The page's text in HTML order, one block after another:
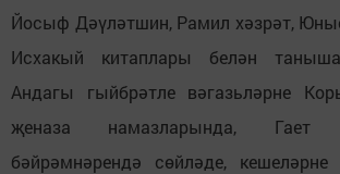
Йосыф Дәүләтшин, Рамил хәзрәт,
Исхакый китаплары белән
Андагы гыйбрәтле вәгазьләрне
җеназа намазларында,
бәйрәмнәрендә сөйләде,